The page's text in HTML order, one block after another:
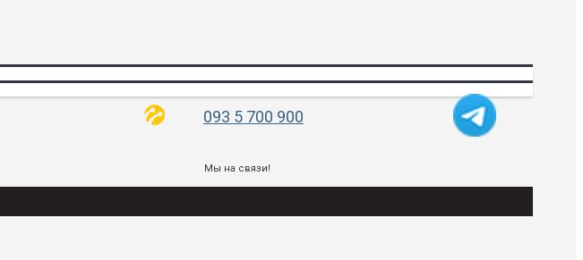
093 5 700 900
Мы на связи!